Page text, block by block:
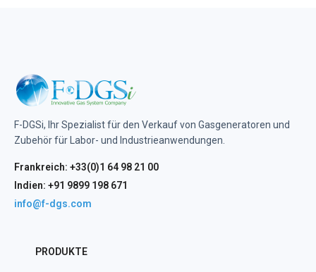
F-DGSi, Ihr Spezialist für den Verkauf von Gasgeneratoren und
Zubehör für Labor- und Industrieanwendungen.
Frankreich: +33(0)1 64 98 21 00
Indien: +91 9899 198 671
info@f-dgs.com
PRODUKTE